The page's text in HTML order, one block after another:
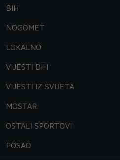
BIH
NOGOMET
LOKALNO
VIJESTI BIH
VIJESTI IZ SVIJETA
MOSTAR
OSTALI SPORTOVI
POSAO